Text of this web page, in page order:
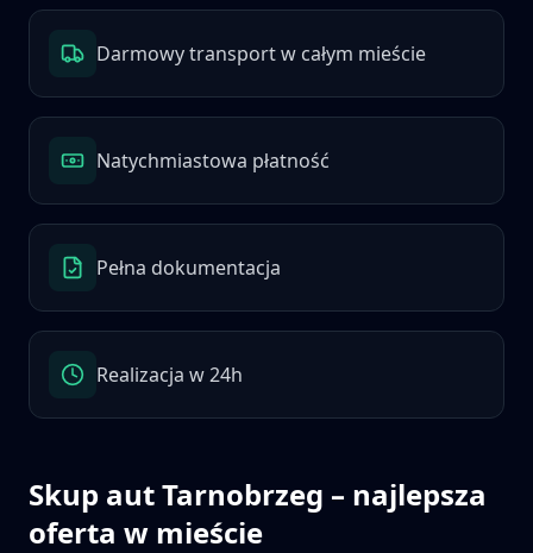
Darmowy transport w całym mieście
Natychmiastowa płatność
Pełna dokumentacja
Realizacja w 24h
Skup autTarnobrzeg – najlepsza
oferta w mieście